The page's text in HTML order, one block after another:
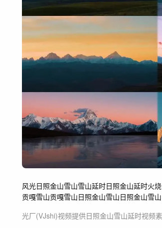
风光日照金山雪山雪山延时日照金山延时火
贡嘎雪山贡嘎雪山日照金山雪山日照金山雪
光厂(VJshi)视频提供日照金山雪山延时视频